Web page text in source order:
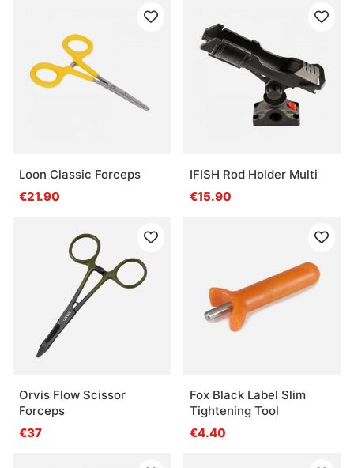
Loon Classic Forceps
€21.90
IFISH Rod Holder Multi
€15.90
Orvis Flow Scissor
Forceps
€37
Fox Black Label Slim
Tightening Tool
€4.40